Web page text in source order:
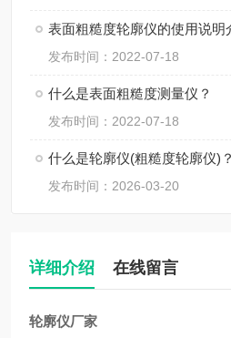
表面粗糙度轮廓仪的使用说明
发布时间：2022-07-18
什么是表面粗糙度测量仪？
发布时间：2022-07-18
发布时间：2026-03-20
详细介绍 在线留言
轮廓仪厂家